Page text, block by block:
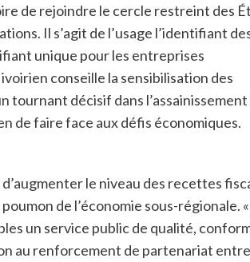
de rejoindre le cercle restreint des
Il s’agit de l’usage l’identifiant
unique pour les entreprises
conseille la sensibilisation des
tournant décisif dans l’assainissement
de faire face aux défis économiques.
le niveau des recettes
de l’économie sous-régionale.
un service public de qualité,
au renforcement de partenariat